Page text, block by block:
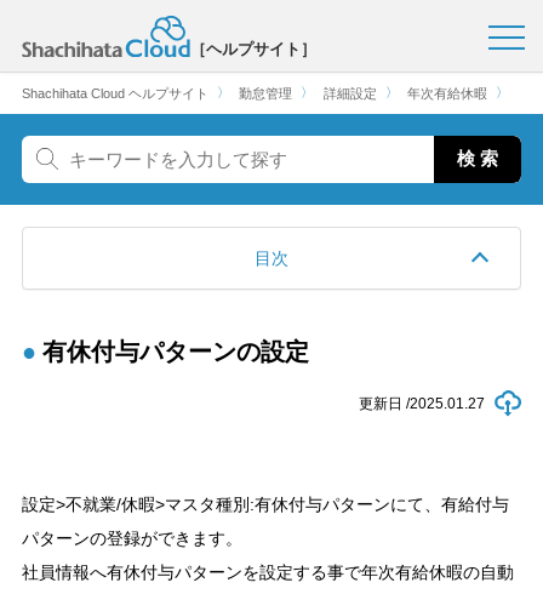
［ヘルプサイト］
Shachihata Cloud ヘルプサイト 〉 勤怠管理 〉 詳細設定 〉 年次有給休暇 〉
目次
有休付与パターンの設定
更新日 /2025.01.27
設定>不就業/休暇>マスタ種別:有休付与パターンにて、有給付与
パターンの登録ができます。
社員情報へ有休付与パターンを設定する事で年次有給休暇の自動